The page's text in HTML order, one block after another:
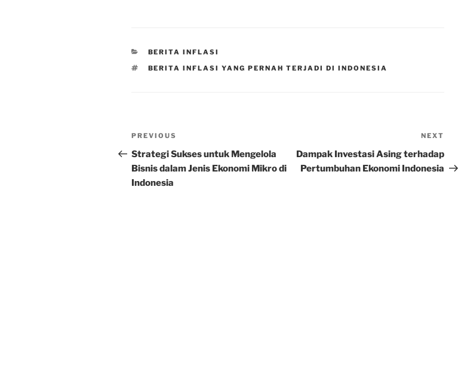
CATEGORIES
BERITA INFLASI
TAGS
BERITA INFLASI YANG PERNAH TERJADI DI INDONESIA
Post
navigation
Previous
Post
PREVIOUS
Strategi Sukses untuk Mengelola
Bisnis dalam Jenis Ekonomi Mikro di
Indonesia
Post
NEXT
Dampak Investasi Asing terhadap
Pertumbuhan Ekonomi Indonesia